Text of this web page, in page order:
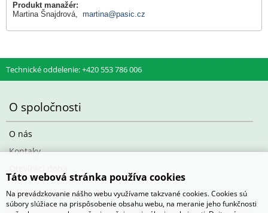
Produkt manažér:
Martina Šnajdrová, martina@pasic.cz
Technické oddelenie: +420 553 786 006
O spoločnosti
O nás
Kontaky
Ako nakupovať
Táto webová stránka používa cookies
Na prevádzkovanie nášho webu využívame takzvané cookies. Cookies sú
súbory slúžiace na prispôsobenie obsahu webu, na meranie jeho funkčnosti